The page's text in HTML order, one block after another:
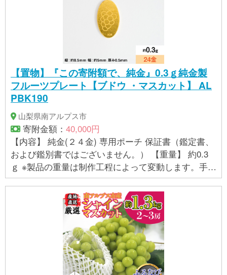
【置物】『この寄附額で、純金』0.3ｇ純金製
フルーツプレート【ブドウ ・マスカット】 AL
PBK190
山梨県南アルプス市
寄附金額： 40,000円
【内容】 純金(２４金) 専用ポーチ 保証書（鑑定書、
および鑑別書ではございません。） 【重量】 約0.3
ｇ ※製品の重量は制作工程によって変動します。手作
業で制作しているため、均等な重さを心がけており
ますが、指定範囲内で多少の誤差が生じる場合があ
ります。そのため、重量の具体的な指定はお受けで
ｍ 厚み0.5ｍｍ ※製造過程に手作業がある為、数値は
前後する場合がございます。 ※純金の特性上、一部変
色が発生する場合があります。純金の品位・品質に
は問題ございません。 【提供事業者】株式会社 江商